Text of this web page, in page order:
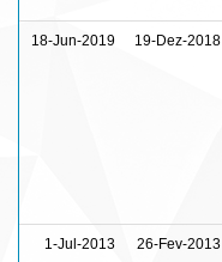
18-Jun-2019 19-Dez-2018
1-Jul-2013 26-Fev-2013